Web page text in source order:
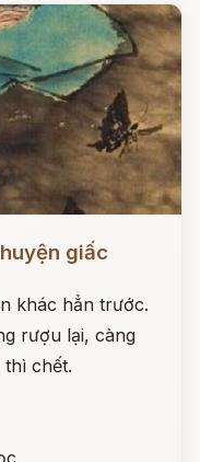
giấc
khác hẳn trước.
rượu lại, càng
thì chết.